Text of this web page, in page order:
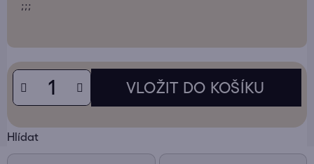
;;;
Hlídat